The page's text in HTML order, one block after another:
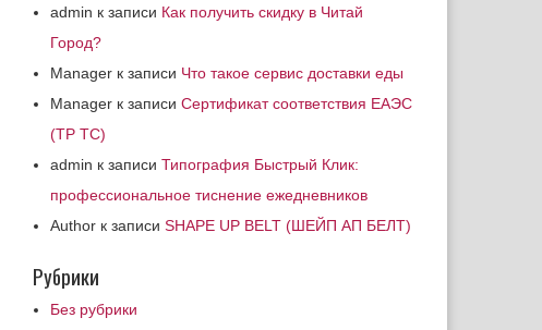
admin к записи Как получить скидку в Читай
Город?
Manager к записи Что такое сервис доставки еды
Manager к записи Сертификат соответствия ЕАЭС
(ТР ТС)
admin к записи Типография Быстрый Клик:
профессиональное тиснение ежедневников
Author к записи SHAPE UP BELT (ШЕЙП АП БЕЛТ)
Рубрики
Без рубрики